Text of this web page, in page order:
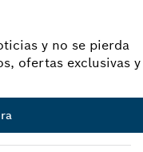
y no se pierda
ofertas exclusivas y